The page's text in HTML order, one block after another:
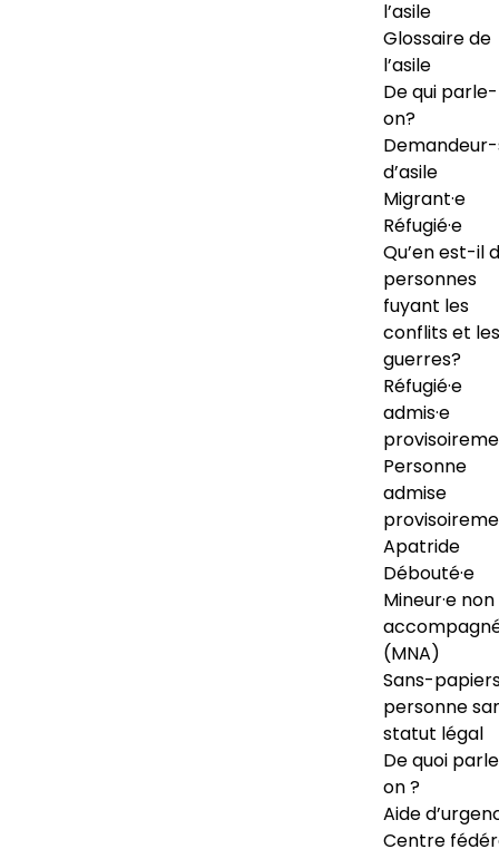
l’asile
Glossaire de
l’asile
De qui
on?
d’asile
Migrant·e
Réfugié·e
Qu’en est-il
personnes
fuyant les
conflits et les
guerres?
Réfugié·e
admis·e
Personne
admise
Apatride
Débouté·e
Mineur·e non
(MNA)
Sans-
personne
statut légal
De quoi
on ?
Aide
Centre